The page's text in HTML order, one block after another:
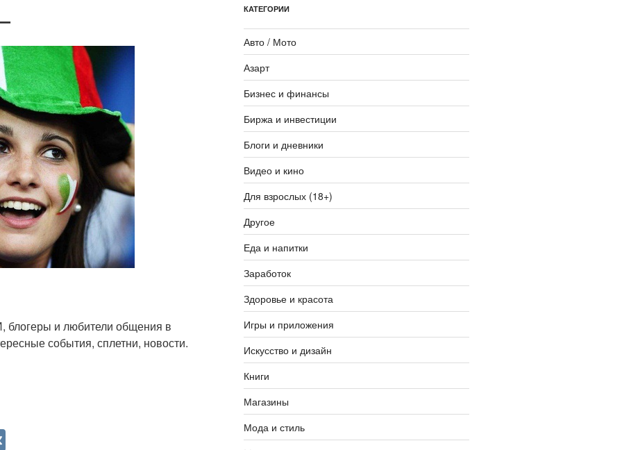
и любители общения в
события, сплетни, новости.
КАТЕГОРИИ
Авто / Мото
Азарт
Бизнес и финансы
Биржа и инвестиции
Блоги и дневники
Видео и кино
Для взрослых (18+)
Другое
Еда и напитки
Заработок
Здоровье и красота
Игры и приложения
Искусство и дизайн
Книги
Магазины
Мода и стиль